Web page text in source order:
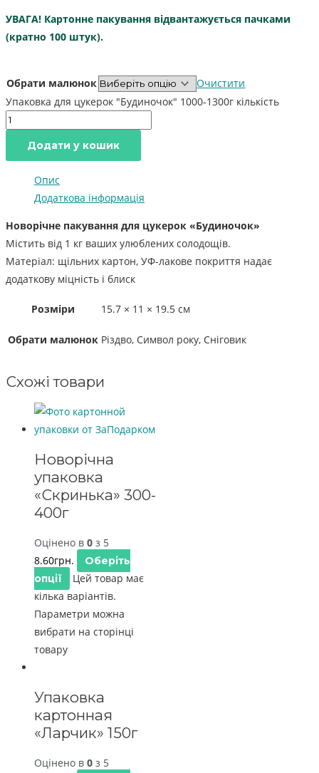
УВАГА! Картонне пакування відвантажується пачками
(кратно 100 штук).
Обрати малюнок
Очистити
Упаковка для цукерок "Будиночок" 1000-1300г кількість
Додати у кошик
Опис
Додаткова інформація
Новорічне пакування для цукерок «Будиночок»
Містить від 1 кг ваших улюблених солодощів.
Матеріал: щільних картон, УФ-лакове покриття надає
додаткову міцність і блиск
Розміри 15.7 × 11 × 19.5 см
Обрати малюнок Різдво, Символ року, Сніговик
Схожі товари
Новорічна
упаковка
«Скринька» 300-
400г
Оцінено в 0 з 5
8.60грн.
Оберіть
опції
Цей товар має
кілька варіантів.
Параметри можна
вибрати на сторінці
товару
Упаковка
картонная
«Ларчик» 150г
Оцінено в 0 з 5